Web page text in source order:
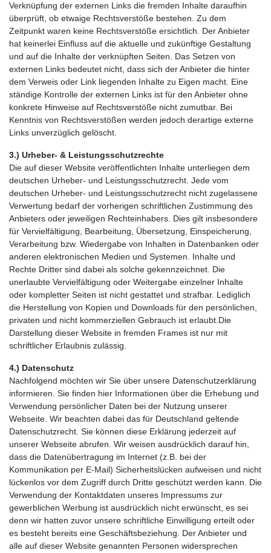
Verknüpfung der externen Links die fremden Inhalte daraufhin
überprüft, ob etwaige Rechtsverstöße bestehen. Zu dem
Zeitpunkt waren keine Rechtsverstöße ersichtlich. Der Anbieter
hat keinerlei Einfluss auf die aktuelle und zukünftige Gestaltung
und auf die Inhalte der verknüpften Seiten. Das Setzen von
externen Links bedeutet nicht, dass sich der Anbieter die hinter
dem Verweis oder Link liegenden Inhalte zu Eigen macht. Eine
ständige Kontrolle der externen Links ist für den Anbieter ohne
konkrete Hinweise auf Rechtsverstöße nicht zumutbar. Bei
Kenntnis von Rechtsverstößen werden jedoch derartige externe
Links unverzüglich gelöscht.
3.) Urheber- & Leistungsschutzrechte
Die auf dieser Website veröffentlichten Inhalte unterliegen dem
deutschen Urheber- und Leistungsschutzrecht. Jede vom
deutschen Urheber- und Leistungsschutzrecht nicht zugelassene
Verwertung bedarf der vorherigen schriftlichen Zustimmung des
Anbieters oder jeweiligen Rechteinhabers. Dies gilt insbesondere
für Vervielfältigung, Bearbeitung, Übersetzung, Einspeicherung,
Verarbeitung bzw. Wiedergabe von Inhalten in Datenbanken oder
anderen elektronischen Medien und Systemen. Inhalte und
Rechte Dritter sind dabei als solche gekennzeichnet. Die
unerlaubte Vervielfältigung oder Weitergabe einzelner Inhalte
oder kompletter Seiten ist nicht gestattet und strafbar. Lediglich
die Herstellung von Kopien und Downloads für den persönlichen,
privaten und nicht kommerziellen Gebrauch ist erlaubt.Die
Darstellung dieser Website in fremden Frames ist nur mit
schriftlicher Erlaubnis zulässig.
4.) Datenschutz
Nachfolgend möchten wir Sie über unsere Datenschutzerklärung
informieren. Sie finden hier Informationen über die Erhebung und
Verwendung persönlicher Daten bei der Nutzung unserer
Webseite. Wir beachten dabei das für Deutschland geltende
Datenschutzrecht. Sie können diese Erklärung jederzeit auf
unserer Webseite abrufen. Wir weisen ausdrücklich darauf hin,
dass die Datenübertragung im Internet (z.B. bei der
Kommunikation per E-Mail) Sicherheitslücken aufweisen und nicht
lückenlos vor dem Zugriff durch Dritte geschützt werden kann. Die
Verwendung der Kontaktdaten unseres Impressums zur
gewerblichen Werbung ist ausdrücklich nicht erwünscht, es sei
denn wir hatten zuvor unsere schriftliche Einwilligung erteilt oder
es besteht bereits eine Geschäftsbeziehung. Der Anbieter und
alle auf dieser Website genannten Personen widersprechen